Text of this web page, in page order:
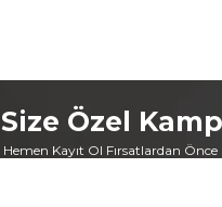
Size Özel
Hemen Kayıt Ol Fırsatlardan